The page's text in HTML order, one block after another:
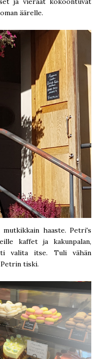
äärelle.
haaste. Petri's
kaffet ja kakunpalan,
valita itse. Tuli vähän
tiski.